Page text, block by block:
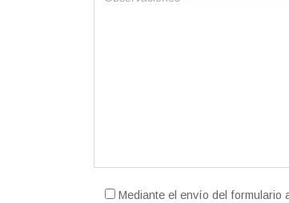
Mediante el envío del formulario